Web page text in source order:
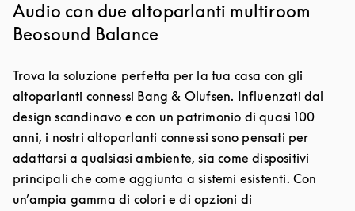
Audio con due altoparlanti multiroom
Beosound Balance
Trova la soluzione perfetta per la tua casa con gli
altoparlanti connessi Bang & Olufsen. Influenzati dal
design scandinavo e con un patrimonio di quasi 100
anni, i nostri altoparlanti connessi sono pensati per
adattarsi a qualsiasi ambiente, sia come dispositivi
principali che come aggiunta a sistemi esistenti. Con
un’ampia gamma di colori e di opzioni di